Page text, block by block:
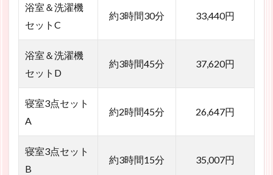
浴室＆洗濯機
セットC
約3時間30分 33,440円
浴室＆洗濯機
セットD
約3時間45分 37,620円
寝室3点セット
A
約2時間45分 26,647円
寝室3点セット
B
約3時間15分 35,007円